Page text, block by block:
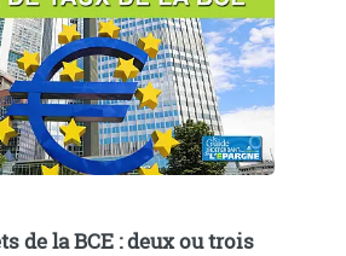
de la BCE : deux ou trois